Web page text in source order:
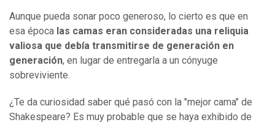
Aunque pueda sonar poco generoso, lo cierto es que en
esa época las camas eran consideradas una reliquia
valiosa que debía transmitirse de generación en
generación, en lugar de entregarla a un cónyuge
sobreviviente.
¿Te da curiosidad saber qué pasó con la "mejor cama" de
Shakespeare? Es muy probable que se haya exhibido de